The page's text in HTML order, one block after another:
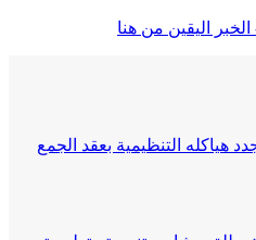
اليقين من هنا
هياكله التنظيمية بعقد الجمع